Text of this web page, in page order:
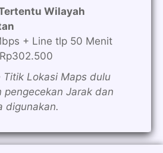
Wilayah
+ Line tlp 50 Menit
Titik Lokasi Maps dulu
pengecekan Jarak dan
digunakan.